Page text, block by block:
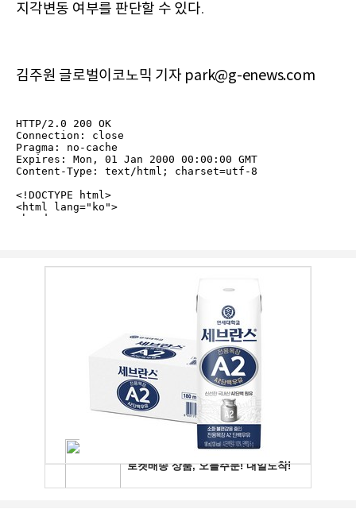
지각변동 여부를 판단할 수 있다.
김주원 글로벌이코노믹 기자 park@g-enews.com